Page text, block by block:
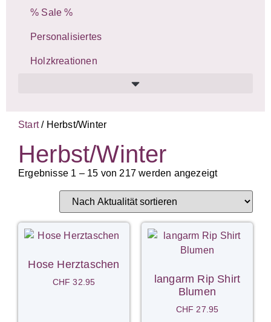
% Sale %
Personalisiertes
Holzkreationen
Start/ Herbst/Winter
Herbst/Winter
Ergebnisse 1 – 15 von 217 werden angezeigt
Hose Herztaschen
CHF 32.95
langarm Rip Shirt
Blumen
CHF 27.95